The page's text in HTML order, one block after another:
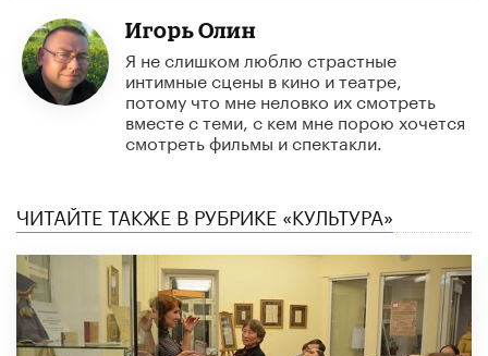
Игорь Олин
Я не слишком люблю страстные
интимные сцены в кино и театре,
потому что мне неловко их смотреть
вместе с теми, с кем мне порою хочется
смотреть фильмы и спектакли.
ЧИТАЙТЕ ТАКЖЕ В РУБРИКЕ «КУЛЬТУРА»